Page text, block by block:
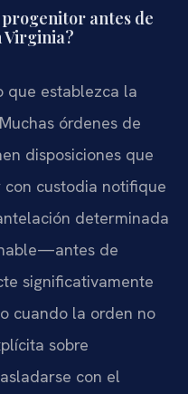
antes de
Virginia?
que establezca la
órdenes de
disposiciones que
custodia notifique
determinada
de
significativamente
cuando la orden no
sobre
con el